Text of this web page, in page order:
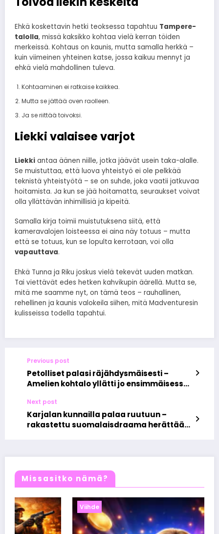
Ehkä koskettavin hetki teoksessa tapahtuu Tampere-
talolla, missä kaksikko kohtaa vielä kerran töiden
merkeissä. Kohtaus on kaunis, mutta samalla herkkä –
kuin viimeinen yhteinen katse, jossa kaikuu mennyt ja
ehkä vielä mahdollinen tuleva.
Kohtaaminen ei ratkaise kaikkea.
Mutta se jättää oven raolleen.
Ja se riittää toivoksi.
Liekki valaisee varjot
Liekki antaa äänen niille, jotka jäävät usein taka-alalle.
Se muistuttaa, että luova yhteistyö ei ole pelkkää
teknistä yhteistyötä – se on suhde, joka vaatii jatkuvaa
hoitamista. Ja kun se jää hoitamatta, seuraukset voivat
olla yllättävän inhimillisiä ja kipeitä.
Samalla kirja toimii muistutuksena siitä, että
kameravalojen loisteessa ei aina näy totuus – mutta
että se totuus, kun se lopulta kerrotaan, voi olla
vapauttava.
Ehkä Tunna ja Riku joskus vielä tekevät uuden matkan.
Tai viettävät edes hetken kahvikupin äärellä. Mutta se,
mitä me saamme nyt, on tämä teos – rauhallinen,
rehellinen ja kaunis valokeila siihen, mitä Madventuresin
kulisseissa todella tapahtui.
Previous post
Petolliset palasi räjähdysmäisesti –
Amelien kohtalo yllätti jo ensimmäisessä
Next post
Karjalan kunnailla palaa ruutuun –
rakastettu suomalaisdraama herättää
Missasitko nämä?
Viihde